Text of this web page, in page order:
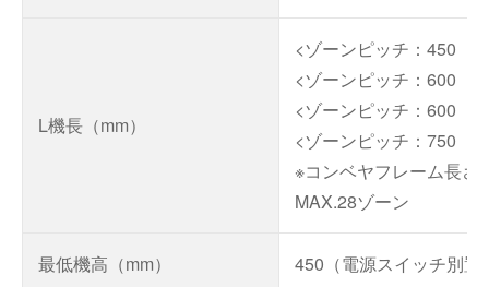
L機長（mm）
<ゾーンピッチ：450
<ゾーンピッチ：600
<ゾーンピッチ：600
<ゾーンピッチ：750
※コンベヤフレーム長
MAX.28ゾーン
最低機高（mm） 450（電源スイッチ別置